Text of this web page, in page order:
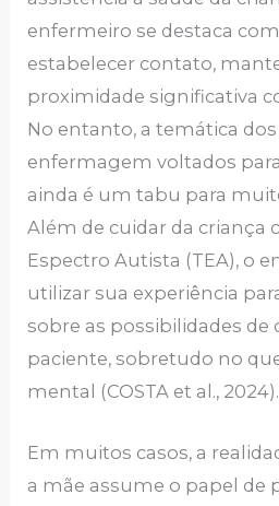
enfermeiro se destaca
estabelecer contato,
proximidade significativa
No entanto, a temática
enfermagem voltados
ainda é um tabu para
Além de cuidar da criança
Espectro Autista (TEA), o
utilizar sua experiência
sobre as possibilidades de
paciente, sobretudo no
mental (COSTA et al., 2024).
Em muitos casos, a
a mãe assume o papel de